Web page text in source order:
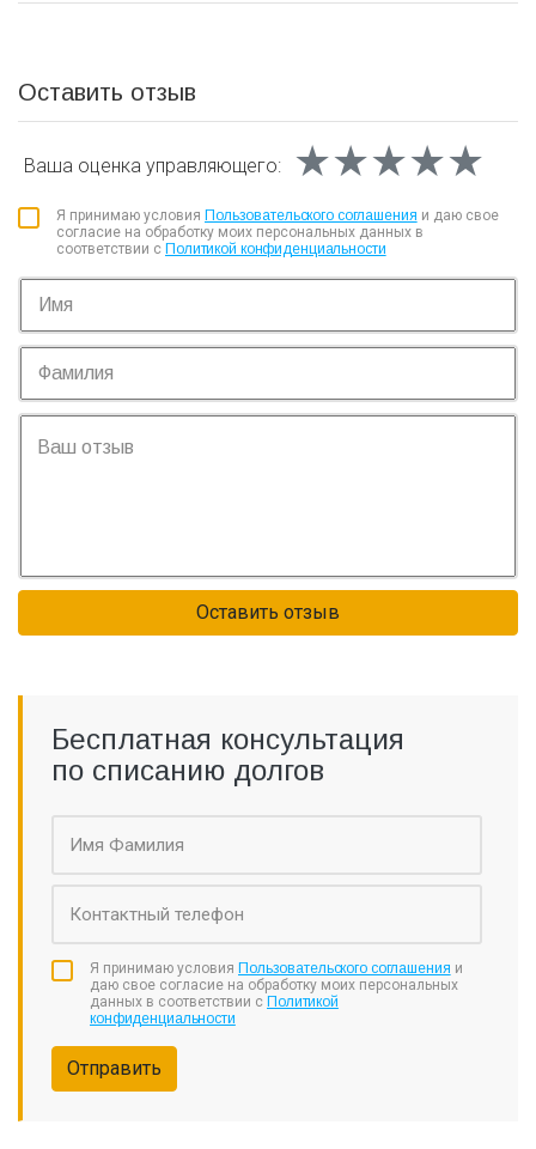
Оставить отзыв
Ваша оценка управляющего: ★★★★★
★★★★★
★★★★★
Я принимаю условия Пользовательского соглашения и даю свое
согласие на обработку моих персональных данных в
соответствии с Политикой конфиденциальности
Оставить отзыв
Бесплатная консультация
по списанию долгов
Я принимаю условия Пользовательского соглашения и
даю свое согласие на обработку моих персональных
данных в соответствии с Политикой
конфиденциальности
Отправить